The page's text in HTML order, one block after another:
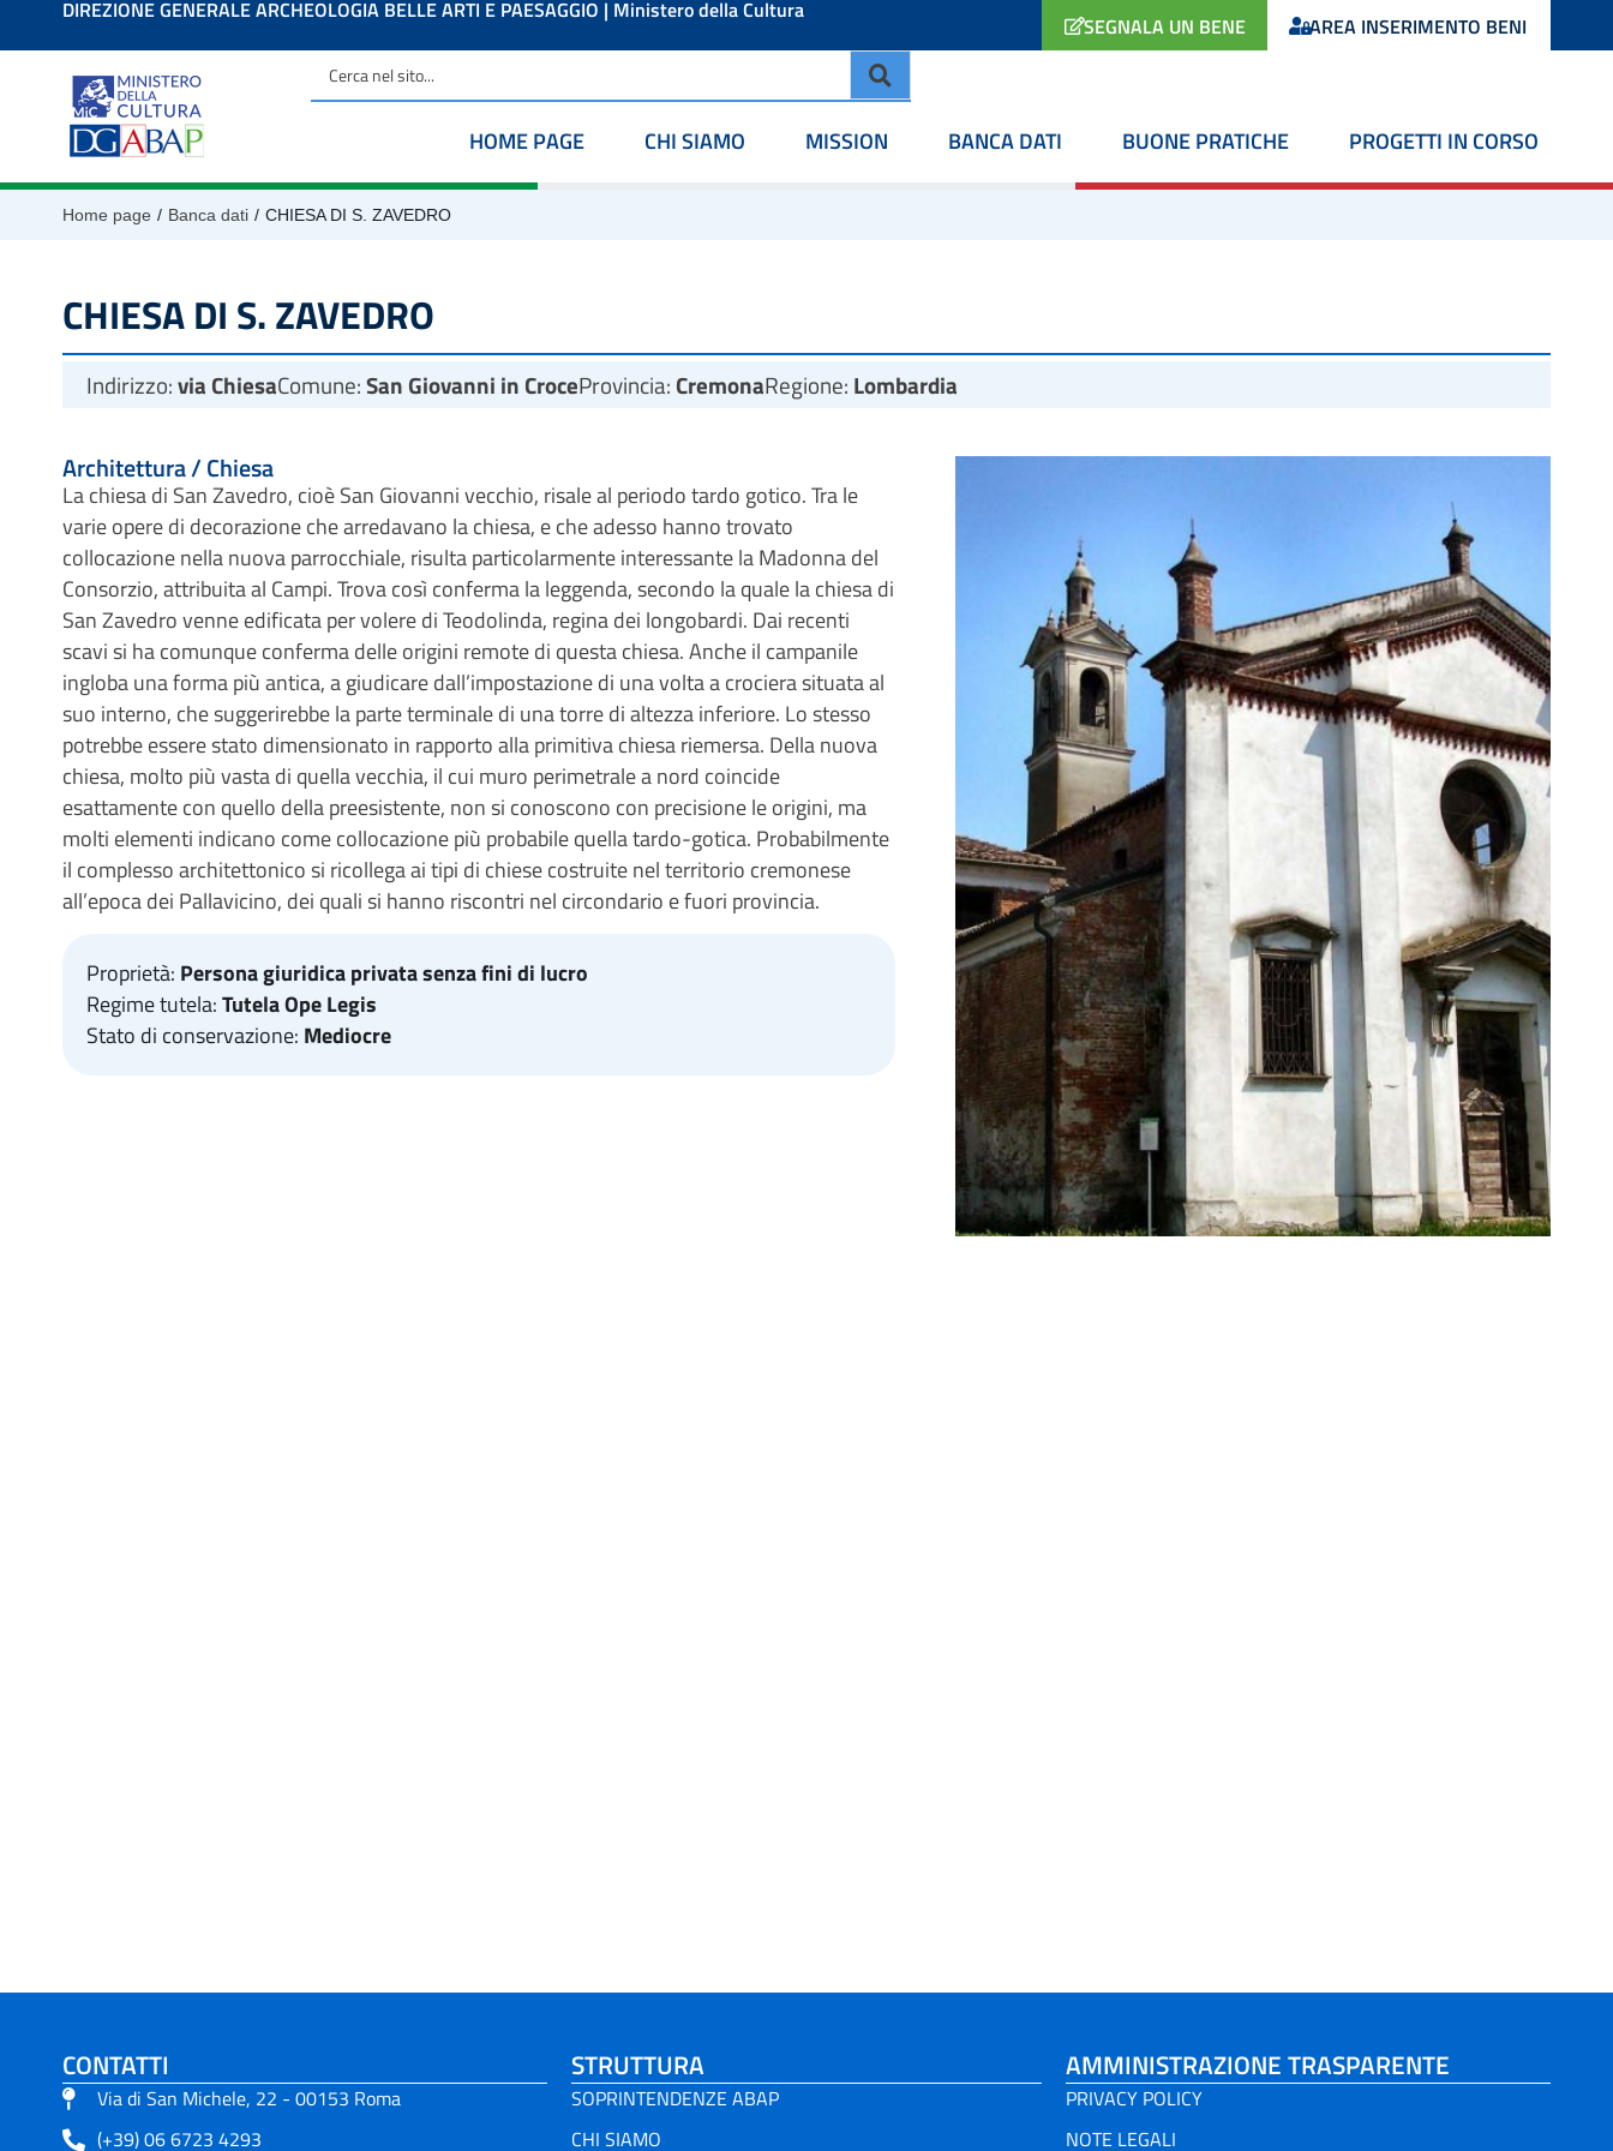
contenutoDIREZIONE GENERALE ARCHEOLOGIA BELLE ARTI E PAESAGGIO | Ministero della Cultura
SEGNALA UN BENE AREA INSERIMENTO BENI
HOME PAGE CHI SIAMO MISSION BANCA DATI BUONE PRATICHE PROGETTI IN CORSO
Home page / Banca dati / CHIESA DI S. ZAVEDRO
CHIESA DI S. ZAVEDRO
Indirizzo:via ChiesaComune:San Giovanni in CroceProvincia: CremonaRegione: Lombardia
Architettura / Chiesa
La chiesa di San Zavedro, cioè San Giovanni vecchio, risale al periodo tardo gotico. Tra le
varie opere di decorazione che arredavano la chiesa, e che adesso hanno trovato
collocazione nella nuova parrocchiale, risulta particolarmente interessante la Madonna del
Consorzio, attribuita al Campi. Trova così conferma la leggenda, secondo la quale la chiesa di
San Zavedro venne edificata per volere di Teodolinda, regina dei longobardi. Dai recenti
scavi si ha comunque conferma delle origini remote di questa chiesa. Anche il campanile
ingloba una forma più antica, a giudicare dall’impostazione di una volta a crociera situata al
suo interno, che suggerirebbe la parte terminale di una torre di altezza inferiore. Lo stesso
potrebbe essere stato dimensionato in rapporto alla primitiva chiesa riemersa. Della nuova
chiesa, molto più vasta di quella vecchia, il cui muro perimetrale a nord coincide
esattamente con quello della preesistente, non si conoscono con precisione le origini, ma
molti elementi indicano come collocazione più probabile quella tardo-gotica. Probabilmente
il complesso architettonico si ricollega ai tipi di chiese costruite nel territorio cremonese
all’epoca dei Pallavicino, dei quali si hanno riscontri nel circondario e fuori provincia.
Proprietà: Persona giuridica privata senza fini di lucro
Regime tutela:Tutela Ope Legis
Stato di conservazione: Mediocre
CONTATTI
Via di San Michele, 22 - 00153 Roma
(+39) 06 6723 4293
STRUTTURA
SOPRINTENDENZE ABAP
CHI SIAMO
AMMINISTRAZIONE TRASPARENTE
PRIVACY POLICY
NOTE LEGALI